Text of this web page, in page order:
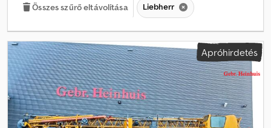
Összes szűrő eltávolítása Liebherr
Apróhirdetés